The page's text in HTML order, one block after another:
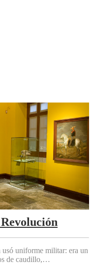
uniforme militar: era un
de caudillo,…